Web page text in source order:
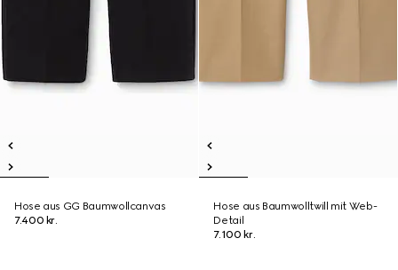
Hose aus GG Baumwollcanvas
7.400 kr.
Hose aus Baumwolltwill mit Web-
Detail
7.100 kr.